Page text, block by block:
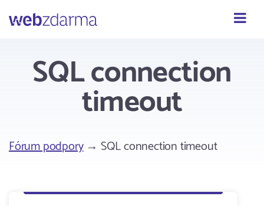
Webzdarma
SQL connection
timeout
Fórum podpory→ SQL connection timeout